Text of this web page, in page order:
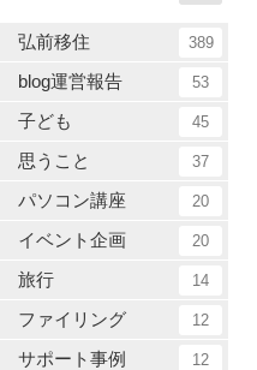
弘前移住 389
blog運営報告 53
子ども 45
思うこと 37
パソコン講座 20
イベント企画 20
旅行 14
ファイリング 12
サポート事例 12